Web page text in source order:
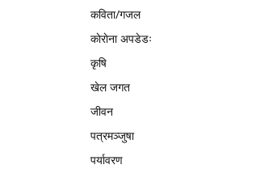
कविता/गजल
काेराेना अपडेडः
कृषि
खेल जगत
जीवन
पत्रमञ्जुषा
पर्यावरण